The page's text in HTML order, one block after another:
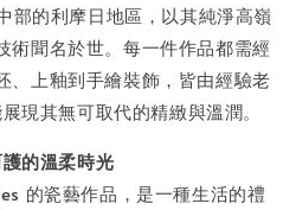
部的利摩日地區，以其純淨高嶺
術聞名於世。每一件作品都需經
、上釉到手繪裝飾，皆由經驗老
現其無可取代的精緻與溫潤。
的溫柔時光
的瓷藝作品，是一種生活的禮